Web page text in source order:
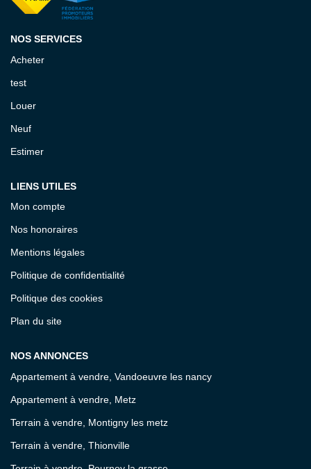
NOS SERVICES
Acheter
test
Louer
Neuf
Estimer
LIENS UTILES
Mon compte
Nos honoraires
Mentions légales
Politique de confidentialité
Politique des cookies
Plan du site
NOS ANNONCES
Appartement à vendre, Vandoeuvre les nancy
Appartement à vendre, Metz
Terrain à vendre, Montigny les metz
Terrain à vendre, Thionville